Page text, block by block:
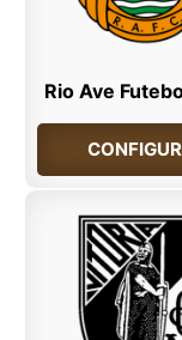
Rio Ave